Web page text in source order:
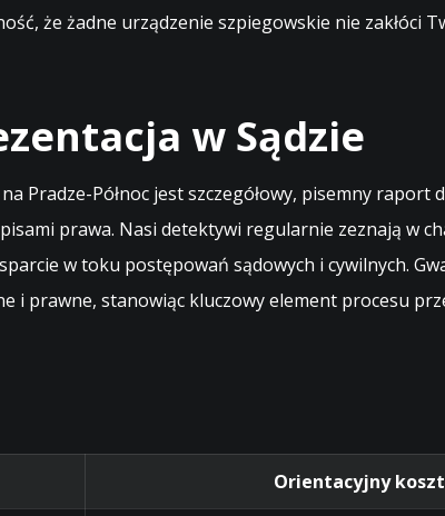
że żadne urządzenie szpiegowskie nie zakłóci
w Sądzie
Pradze-Północ jest szczegółowy, pisemny raport
prawa. Nasi detektywi regularnie zeznają w
w toku postępowań sądowych i cywilnych.
i prawne, stanowiąc kluczowy element procesu
Orientacyjny koszt